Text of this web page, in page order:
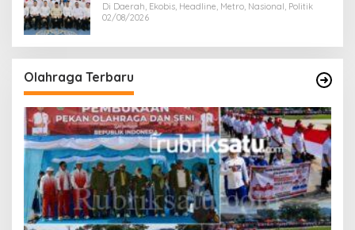
Di Daerah, Ekobis, Headline, Metro, Nasional, Politik
02/08/2026
Olahraga Terbaru